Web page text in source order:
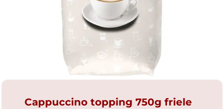
Cappuccino topping 750g friele